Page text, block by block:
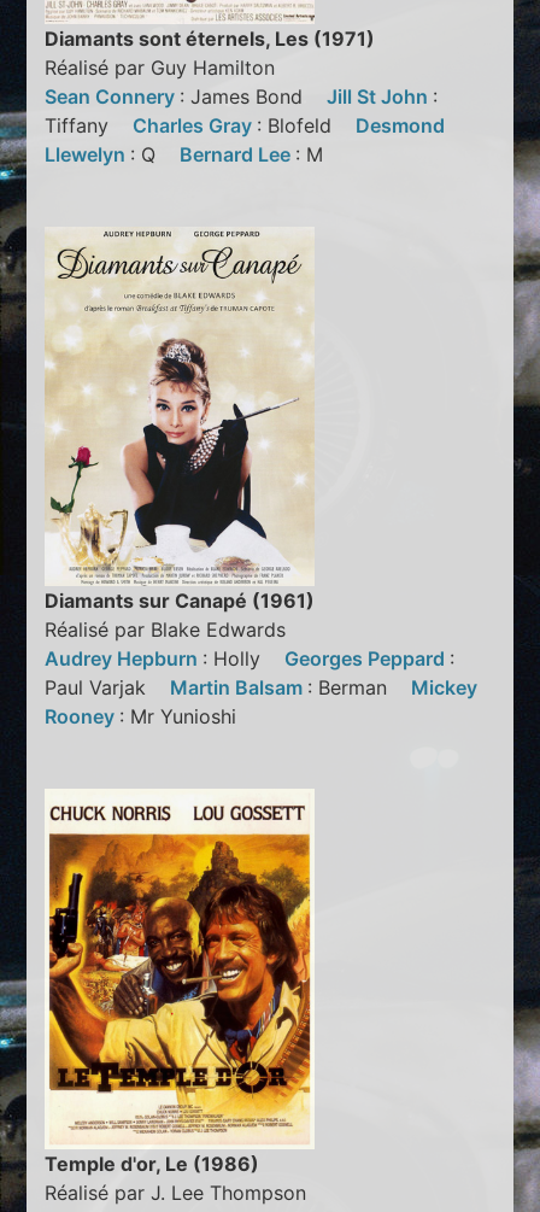
Diamants sont éternels, Les (1971)
Réalisé par Guy Hamilton
Sean Connery : James BondJill St John :
Tiffany Charles Gray : Blofeld Desmond
Llewelyn : Q Bernard Lee : M
Diamants sur Canapé (1961)
Réalisé par Blake Edwards
Audrey Hepburn : Holly Georges Peppard :
Paul Varjak Martin Balsam : Berman Mickey
Rooney : Mr Yunioshi
Temple d'or, Le (1986)
Réalisé par J. Lee Thompson